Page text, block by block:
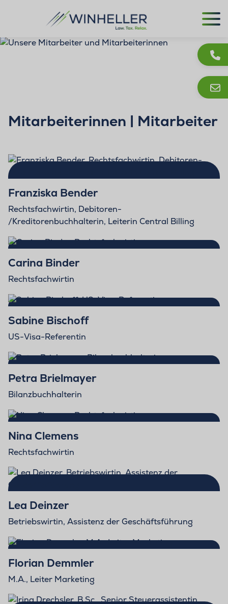
Mitarbeiterinnen | Mitarbeiter
Franziska Bender
Rechtsfachwirtin, Debitoren-
/Kreditorenbuchhalterin, Leiterin Central Billing
Carina Binder
Rechtsfachwirtin
Sabine Bischoff
US-Visa-Referentin
Petra Brielmayer
Bilanzbuchhalterin
Nina Clemens
Rechtsfachwirtin
Lea Deinzer
Betriebswirtin, Assistenz der Geschäftsführung
Florian Demmler
M.A., Leiter Marketing